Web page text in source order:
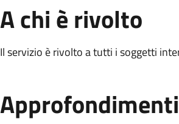
A chi è rivolto
Il servizio è rivolto a tutti i soggetti
Approfondimenti